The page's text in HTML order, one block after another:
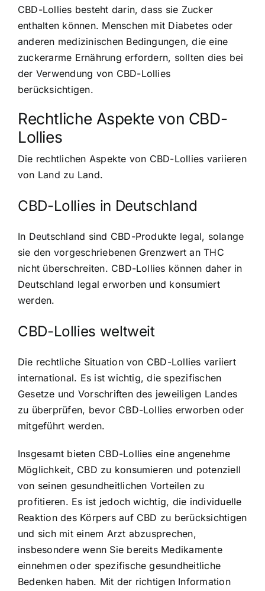
CBD-Lollies besteht darin, dass sie Zucker
enthalten können. Menschen mit Diabetes oder
anderen medizinischen Bedingungen, die eine
zuckerarme Ernährung erfordern, sollten dies bei
der Verwendung von CBD-Lollies
berücksichtigen.
Rechtliche Aspekte von CBD-
Lollies
Die rechtlichen Aspekte von CBD-Lollies variieren
von Land zu Land.
CBD-Lollies in Deutschland
In Deutschland sind CBD-Produkte legal, solange
sie den vorgeschriebenen Grenzwert an THC
nicht überschreiten. CBD-Lollies können daher in
Deutschland legal erworben und konsumiert
werden.
CBD-Lollies weltweit
Die rechtliche Situation von CBD-Lollies variiert
international. Es ist wichtig, die spezifischen
Gesetze und Vorschriften des jeweiligen Landes
zu überprüfen, bevor CBD-Lollies erworben oder
mitgeführt werden.
Insgesamt bieten CBD-Lollies eine angenehme
Möglichkeit, CBD zu konsumieren und potenziell
von seinen gesundheitlichen Vorteilen zu
profitieren. Es ist jedoch wichtig, die individuelle
Reaktion des Körpers auf CBD zu berücksichtigen
und sich mit einem Arzt abzusprechen,
insbesondere wenn Sie bereits Medikamente
einnehmen oder spezifische gesundheitliche
Bedenken haben. Mit der richtigen Information